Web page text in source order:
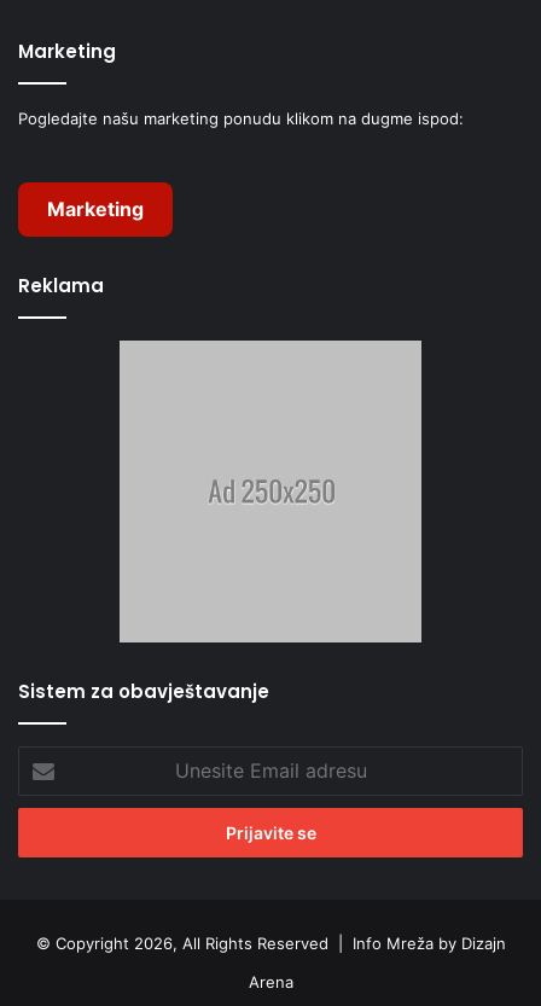
Marketing
Pogledajte našu marketing ponudu klikom na dugme ispod:
Marketing
Reklama
Sistem za obavještavanje
Unesite
Email
adresu
© Copyright 2026, All Rights Reserved | Info Mreža by Dizajn
Arena